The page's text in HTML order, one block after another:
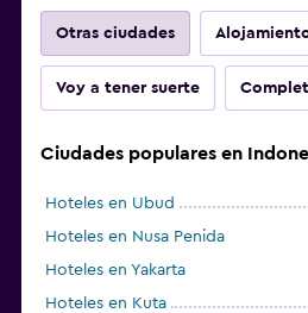
Otras ciudades
Voy a tener suerte
Ciudades populares en
Hoteles en Ubud
Hoteles en Nusa Penida
Hoteles en Yakarta
Hoteles en Kuta